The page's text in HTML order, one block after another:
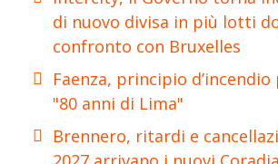
di nuovo divisa in più lotti
confronto con Bruxelles
Faenza, principio d’incendio
"80 anni di Lima"
Brennero, ritardi e